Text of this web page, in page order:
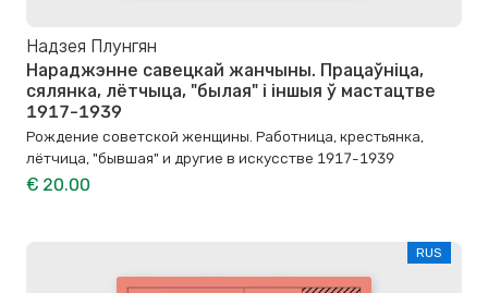
Надзея Плунгян
Нараджэнне савецкай жанчыны. Працаўнiца,
сялянка, лётчыца, "былая" і іншыя ў мастацтве
1917-1939
Рождение советской женщины. Работница, крестьянка,
лётчица, "бывшая" и другие в искусстве 1917-1939
€ 20.00
RUS